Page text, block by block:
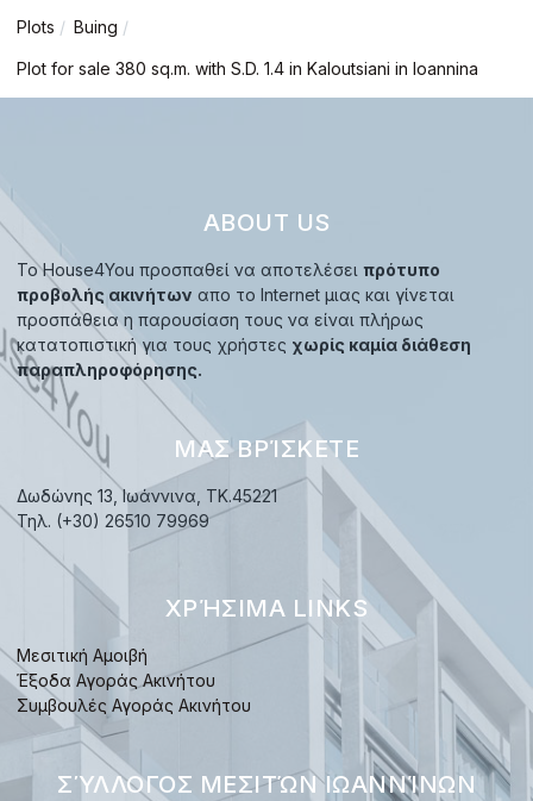
Plots Buing
Plot for sale 380 sq.m. with S.D. 1.4 in Kaloutsiani in Ioannina
ABOUT US
Το House4You προσπαθεί να αποτελέσει πρότυπο
προβολής ακινήτων απο το Internet μιας και γίνεται
προσπάθεια η παρουσίαση τους να είναι πλήρως
κατατοπιστική για τους χρήστες χωρίς καμία διάθεση
παραπληροφόρησης.
ΜΑΣ ΒΡΊΣΚΕΤΕ
Δωδώνης 13, Ιωάννινα, TK.45221
Τηλ. (+30) 26510 79969
ΧΡΉΣΙΜΑ LINKS
Μεσιτική Αμοιβή
Έξοδα Αγοράς Ακινήτου
Συμβουλές Αγοράς Ακινήτου
ΣΎΛΛΟΓΟΣ ΜΕΣΙΤΏΝ ΙΩΑΝΝΊΝΩΝ